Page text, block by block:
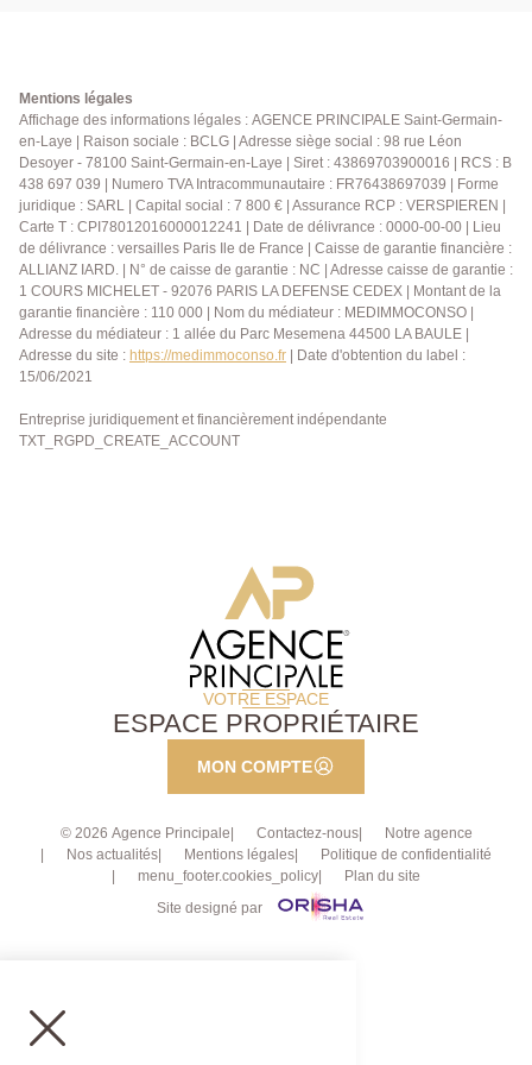
Vésinet ? Le Pecq ou de Sartrouville facilitant les
déplacements vers La Défense et Paris. Disponible le
1er septembre 2026. Loyer: 1 400 € charges
comprises Dépôt de garantie : 1350 € Honoraires
agence: 557 €
Mentions légales
Affichage des informations légales : AGENCE PRINCIPALE Saint-Germain-
en-Laye | Raison sociale : BCLG | Adresse siège social : 98 rue Léon
Desoyer - 78100 Saint-Germain-en-Laye | Siret : 43869703900016 | RCS : B
438 697 039 | Numero TVA Intracommunautaire : FR76438697039 | Forme
juridique : SARL | Capital social : 7 800 € | Assurance RCP : VERSPIEREN |
Carte T : CPI78012016000012241 | Date de délivrance : 0000-00-00 | Lieu
de délivrance : versailles Paris Ile de France | Caisse de garantie financière :
ALLIANZ IARD. | N° de caisse de garantie : NC | Adresse caisse de garantie :
1 COURS MICHELET - 92076 PARIS LA DEFENSE CEDEX | Montant de la
garantie financière : 110 000 | Nom du médiateur : MEDIMMOCONSO |
Adresse du médiateur : 1 allée du Parc Mesemena 44500 LA BAULE |
Adresse du site : https://medimmoconso.fr | Date d'obtention du label :
15/06/2021
Entreprise juridiquement et financièrement indépendante
TXT_RGPD_CREATE_ACCOUNT
VOTRE ESPACE
ESPACE PROPRIÉTAIRE
MON COMPTE
© 2026 Agence Principale Contactez-nous
Notre agence
Nos actualités
Mentions légales
Politique de confidentialité
menu_footer.cookies_policy
Plan du site
Site designé par